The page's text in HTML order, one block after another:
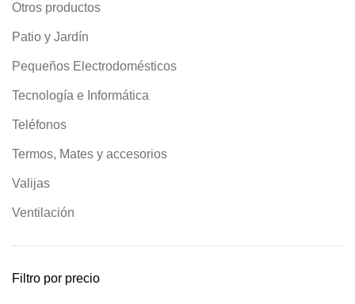
Otros productos
Patio y Jardín
Pequeños Electrodomésticos
Tecnología e Informática
Teléfonos
Termos, Mates y accesorios
Valijas
Ventilación
Filtro por precio